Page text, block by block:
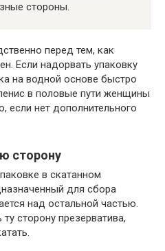
стороны.
перед тем, как
Если надорвать упаковку
на водной основе быстро
в половые пути женщины
если нет дополнительного
сторону
в скатанном
для сбора
над остальной частью.
сторону презерватива,